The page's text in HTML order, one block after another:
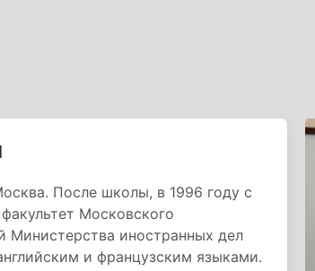
После школы, в 1996 году с
Московского
Министерства иностранных дел
и французским языками.